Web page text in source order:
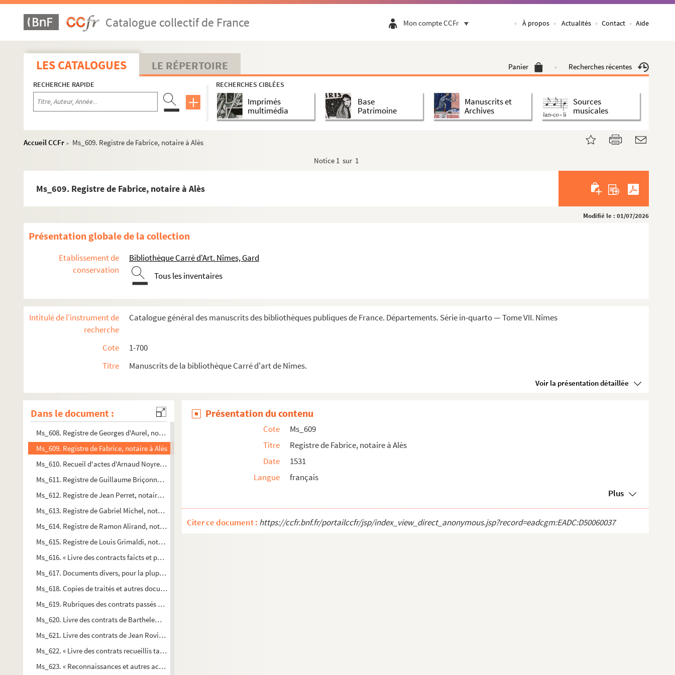
Catalogue collectif de France Mon compte CCFr À propos Actualités Contact Aide
LES CATALOGUES LE RÉPERTOIRE Panier Recherches récentes
RECHERCHE RAPIDE RECHERCHES CIBLÉES
Imprimés
multimédia
Base
Patrimoine
Manuscrits et
Archives
Sources
musicales
Accueil CCFr >
Ms_609. Registre de Fabrice, notaire à Alès
Notice 1 sur 1
Ms_609. Registre de Fabrice, notaire à Alès
Modifié le : 01/07/2026
Présentation globale de la collection
Etablissement de
conservation
Bibliothèque Carré d'Art. Nîmes, Gard
Tous les inventaires
Intitulé de l'instrument de
recherche
Catalogue général des manuscrits des bibliothèques publiques de France. Départements. Série in-quarto — Tome VII. Nîmes
Cote
1-700
Titre
Manuscrits de la bibliothèque Carré d'art de Nîmes.
Voir la présentation détaillée
Dans le document :
Ms_581. Registre de Bruguière, notaire à Sauve.
Ms_582. Fragment d'un registre de Bernard Darbousse, notaire à Alès.
Ms_583. Actes de Pierre de Usace, notaire à Saint-Jean-de-Maruéjols (1387-1392).
Ms_584. Registre de Pons Robert, notaire à Alès.
Ms_585. Registre de Durand Bonafous, notaire à Sauve.
Ms_586. Manuel d'Estienne Marcellety, notaire royal à Alès.
Ms_587. Manuel d'Estienne Marcellety, notaire royal à Alès (1459).
Ms_588. Manuel d'Estienne Marcellety, notaire royal à Alès.
Ms_592. Registre de Falquet Barnier, notaire à Nîmes (1493-1496).
Ms_595. Registre de Bertrand Toulouse, notaire à Alès.
Ms_597. Registre d'Étienne Pinholis, notaire à Nîmes.
Ms_598. Manuel d'Estienne de Baco, prêtre, notaire royal et apostolique à Alès.
Ms_600. Documents divers relatifs au Languedoc.
Ms_601. Registre de Jean Pascal, notaire à Nîmes.
Ms_604. Registre de Bertrand Toulouse, notaire à Alès.
Ms_606. Actes pour le baron d'Alles concernant le droit de patronat des chanoines de l'église de Saint-Jean-...
Ms_607. Fragment d'un registre de Pierre Privat, notaire à Alès
Ms_608. Registre de Georges d'Aurel, notaire à Montfrin
Ms_609. Registre de Fabrice, notaire à Alès
Ms_610. Recueil d'actes d'Arnaud Noyre, notaire à Nîmes
Ms_611. Registre de Guillaume Briçonnet, notaire au Collet, en Gévaudan
Ms_612. Registre de Jean Perret, notaire à Nîmes
Ms_613. Registre de Gabriel Michel, notaire à Alès
Ms_614. Registre de Ramon Alirand, notaire à Nîmes
Ms_615. Registre de Louis Grimaldi, notaire à Nîmes
Ms_616. « Livre des contracts faicts et passés par Loys Barthélémy, habitant de la Ville d'Allez »
Ms_617. Documents divers, pour la plupart relatifs à Nîmes ou au Languedoc.
Ms_618. Copies de traités et autres documents politiques
Ms_619. Rubriques des contrats passés par Jacques Amalric, notaire à Alès (février 1578 à janvier 1608)
Ms_620. Livre des contrats de Barthelemy d'Alès, passés par divers notaires (1587-1627)
Ms_621. Livre des contrats de Jean Rovière, notaire à Saint-Jean-de-Valériscle (1609-1631). Rubrique général...
Ms_622. « Livre des contrats recueillis tant de diverses notes que extraicts appartenant à Barthelemy d'Alai...
Ms_623. « Reconnaissances et autres actes concernant le fief de Boimaux ».
Présentation du contenu
Cote
Ms_609
Titre
Registre de Fabrice, notaire à Alès
Date
1531
Langue
français
Plus
Citer ce document : https://ccfr.bnf.fr/portailccfr/jsp/index_view_direct_anonymous.jsp?record=eadcgm:EADC:D50060037